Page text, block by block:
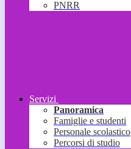
PNRR
Servizi
Panoramica
Famiglie e studenti
Personale scolastico
Percorsi di studio